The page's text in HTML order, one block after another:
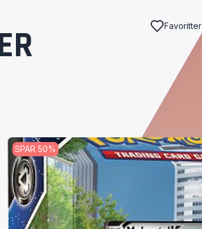
Favoritter
SPAR 50%